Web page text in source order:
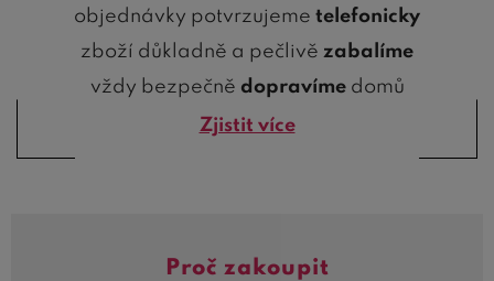
objednávky potvrzujeme telefonicky
zboží důkladně a pečlivě zabalíme
vždy bezpečně dopravímedomů
Zjistit více
Proč zakoupit